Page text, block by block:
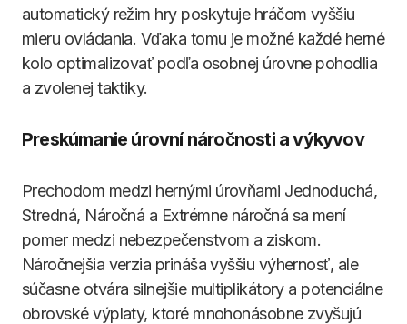
automatický režim hry poskytuje hráčom vyššiu
mieru ovládania. Vďaka tomu je možné každé herné
kolo optimalizovať podľa osobnej úrovne pohodlia
a zvolenej taktiky.
Preskúmanie úrovní náročnosti a výkyvov
Prechodom medzi hernými úrovňami Jednoduchá,
Stredná, Náročná a Extrémne náročná sa mení
pomer medzi nebezpečenstvom a ziskom.
Náročnejšia verzia prináša vyššiu výhernosť, ale
súčasne otvára silnejšie multiplikátory a potenciálne
obrovské výplaty, ktoré mnohonásobne zvyšujú